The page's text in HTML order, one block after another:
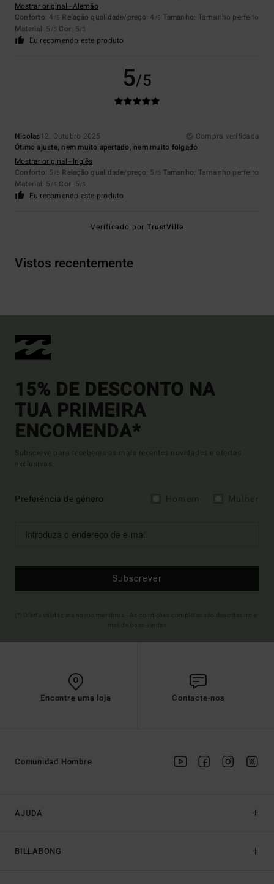
Mostrar original - Alemão
Conforto: 4 /5 Relação qualidade/preço: 4 /5 Tamanho: Tamanho perfeito
Material: 5 /5 Cor: 5/5
Eu recomendo este produto
5/5
Nicolas12. Outubro 2025
Compra verificada
Ótimo ajuste, nem muito apertado, nem muito folgado
Mostrar original - Inglês
Conforto: 5 /5 Relação qualidade/preço: 5 /5 Tamanho: Tamanho perfeito
Material: 5 /5 Cor: 5/5
Eu recomendo este produto
Verificado porTrustVille
Vistos recentemente
15% DE DESCONTO NA
TUA PRIMEIRA
ENCOMENDA*
Subscreve para receberes as mais recentes novidades e ofertas
exclusivas.
Preferência de género
Subscrever
Encontre uma loja Contacte-nos
AJUDA
BILLABONG
Comunidad Hombre